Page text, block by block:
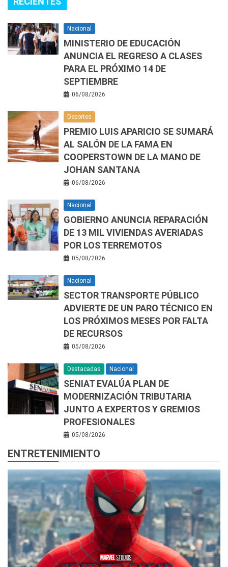
Nacional
MINISTERIO DE EDUCACIÓN
ANUNCIA EL REGRESO A CLASES
PARA EL PRÓXIMO 14 DE
SEPTIEMBRE
06/08/2026
Deportes
PREMIO LUIS APARICIO SE SUMARÁ
AL SALÓN DE LA FAMA EN
COOPERSTOWN DE LA MANO DE
JOHAN SANTANA
06/08/2026
Nacional
GOBIERNO ANUNCIA REPARACIÓN
DE 13 MIL VIVIENDAS AVERIADAS
POR LOS TERREMOTOS
05/08/2026
Nacional
SECTOR TRANSPORTE PÚBLICO
ADVIERTE DE UN PARO TÉCNICO EN
LOS PRÓXIMOS MESES POR FALTA
DE RECURSOS
05/08/2026
Destacadas Nacional
SENIAT EVALÚA PLAN DE
MODERNIZACIÓN TRIBUTARIA
JUNTO A EXPERTOS Y GREMIOS
PROFESIONALES
05/08/2026
ENTRETENIMIENTO